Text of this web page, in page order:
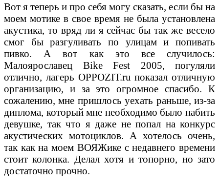
Вот я теперь и про себя могу сказать, если бы на
моем мотике в свое время не была установлена
акустика, то вряд ли я сейчас бы так же весело
смог бы разгуливать по улицам и попивать
пивко. А вот как это все случилось:
Малоярославец Bike Fest 2005, погуляли
отлично, лагерь OPPOZIT.ru показал отличную
организацию, и за это огромное спасибо. К
сожалению, мне пришлось уехать раньше, из-за
диплома, который мне необходимо было набить
девушке, так что я даже не попал на конкурс
акустических мотоциклов. А хотелось очень,
так как на моем ВОЯЖике с недавнего времени
стоит колонка. Делал хотя и топорно, но зато
достаточно прочно.